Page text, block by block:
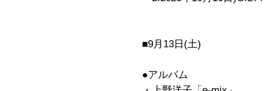
■9月13日(土)
●アルバム